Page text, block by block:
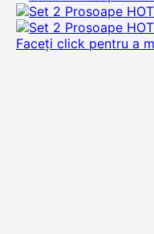
Faceți click pentru a